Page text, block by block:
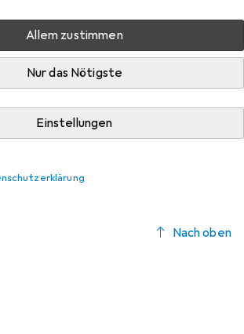
Allem zustimmen
Nur das Nötigste
Einstellungen
Dämpfungs-Mechanik FR 8001 ECD
Nach oben